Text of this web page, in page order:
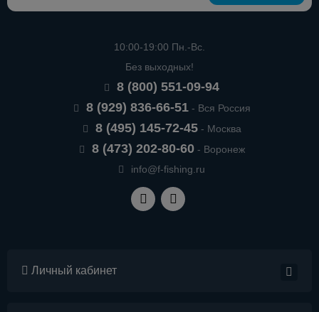
10:00-19:00 Пн.-Вс.
Без выходных!
8 (800) 551-09-94
8 (929) 836-66-51- Вся Россия
8 (495) 145-72-45- Москва
8 (473) 202-80-60- Воронеж
info@f-fishing.ru
Личный кабинет